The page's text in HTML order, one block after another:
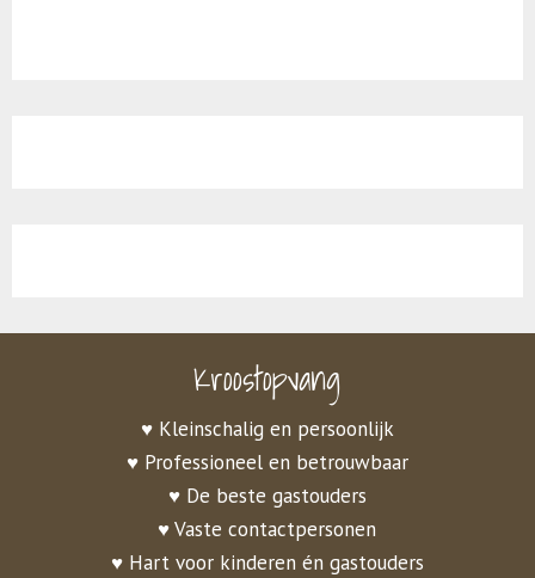
Kroostopvang
♥ Kleinschalig en persoonlijk
♥ Professioneel en betrouwbaar
♥ De beste gastouders
♥ Vaste contactpersonen
♥ Hart voor kinderen én gastouders